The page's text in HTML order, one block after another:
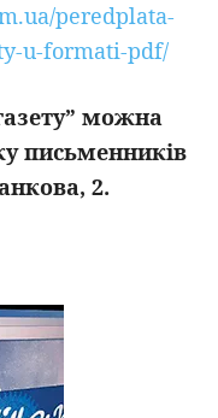
peredplata-
u-formati-pdf/
можна
письменників
2.